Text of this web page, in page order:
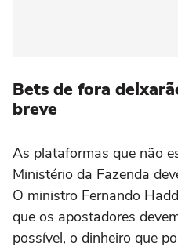
Bets de fora
breve
As plataformas que não
Ministério da Fazenda
O ministro Fernando
que os apostadores
possível, o dinheiro que